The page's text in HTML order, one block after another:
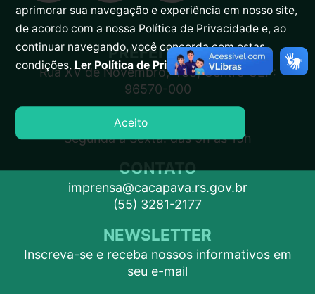
PREFEITURA
Rua XV de Novembro, 438, Centro CEP:
96570-000
ATENDIMENTO
Segunda a Sexta: das 9h às 15h
CONTATO
imprensa@cacapava.rs.gov.br
(55) 3281-2177
NEWSLETTER
Inscreva-se e receba nossos informativos em
seu e-mail
aprimorar sua navegação e experiência em nosso site,
de acordo com a nossa Política de Privacidade e, ao
continuar navegando, você concorda com estas
condições.Ler Política de Privacidade.
Aceito